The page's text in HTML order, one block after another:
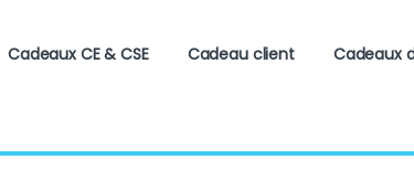
Cadeaux CE & CSE Cadeau client Cadeaux